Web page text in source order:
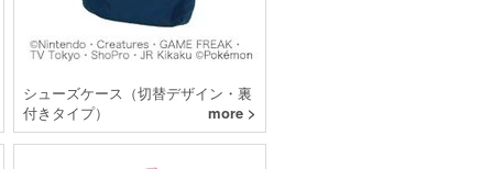
シューズケース（切替デザイン・裏
付きタイプ）
more >